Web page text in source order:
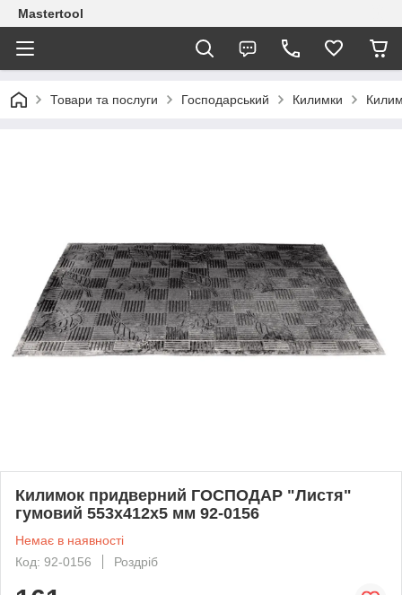
Mastertool
Товари та послуги Господарський Килимки
Килимок придверний ГОСПОДАР "Листя"
гумовий 553х412х5 мм 92-0156
Немає в наявності
Код: 92-0156
Роздріб